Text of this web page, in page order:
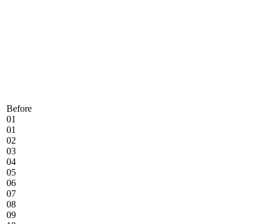
Before
01
01
02
03
04
05
06
07
08
09